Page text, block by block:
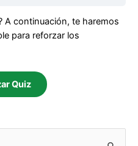
A continuación, te haremos
para reforzar los